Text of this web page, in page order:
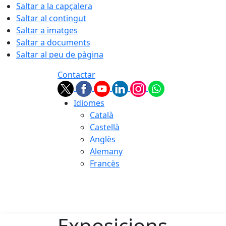
Saltar a la capçalera
Saltar al contingut
Saltar a imatges
Saltar a documents
Saltar al peu de pàgina
Contactar
Idiomes
Català
Castellà
Anglès
Alemany
Francès